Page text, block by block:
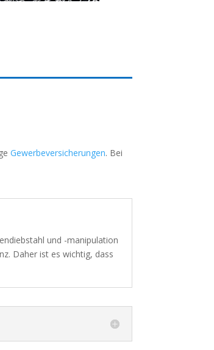
Gewerbeversicherungen. Bei
und -manipulation
Daher ist es wichtig, dass